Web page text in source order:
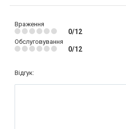
Враження
0/12
Обслуговування
0/12
Відгук: